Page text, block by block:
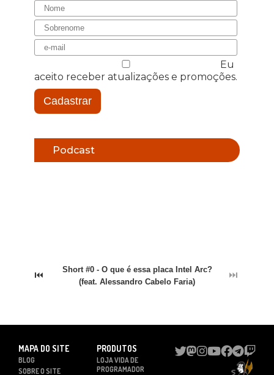
Eu
aceito receber atualizações e promoções.
Cadastrar
Podcast
⏮
Short #0 - O que é essa placa Intel Arc?
(feat. Alessandro Cabelo Faria)
⏭
MAPA DO SITE
BLOG
SOBRE O SITE
PRODUTOS
LOJA VIDA DE
PROGRAMADOR